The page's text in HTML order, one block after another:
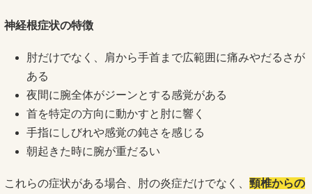
神経根症状の特徴
肘だけでなく、肩から手首まで広範囲に痛みやだるさが
ある
夜間に腕全体がジーンとする感覚がある
首を特定の方向に動かすと肘に響く
手指にしびれや感覚の鈍さを感じる
朝起きた時に腕が重だるい
これらの症状がある場合、肘の炎症だけでなく、 頸椎からの